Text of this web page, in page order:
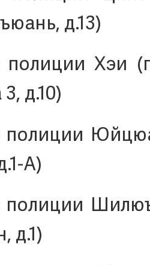
д.13)
полиции Хэи
д.10)
полиции
А)
полиции
д.1)